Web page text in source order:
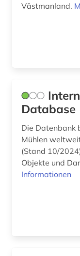
Västmanland.
Database
Die Datenbank
Mühlen
(Stand 10/
Objekte und
Informationen